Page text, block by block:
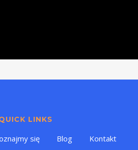
LINKS
się Blog Kontakt